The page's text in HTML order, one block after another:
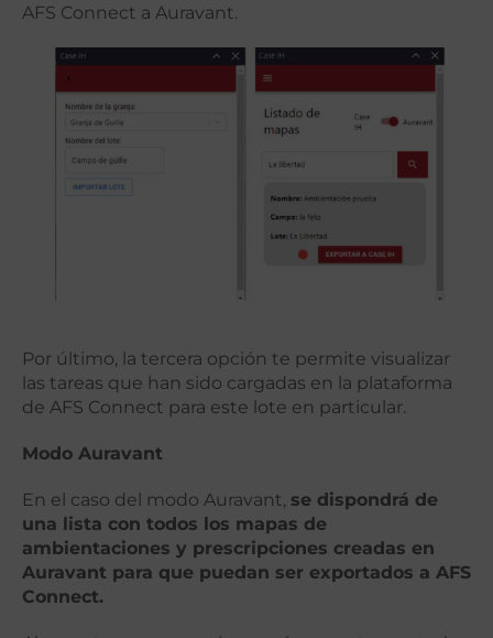
AFS Connect a Auravant.
Por último, la tercera opción te permite visualizar
las tareas que han sido cargadas en la plataforma
de AFS Connect para este lote en particular.
Modo Auravant
En el caso del modo Auravant, se dispondrá de
una lista con todos los mapas de
ambientaciones y prescripciones creadas en
Auravant para que puedan ser exportados a AFS
Connect.